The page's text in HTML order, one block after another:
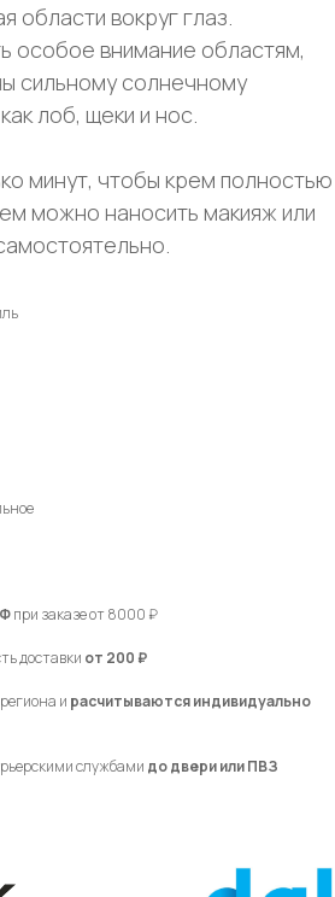
области вокруг глаз.
особое внимание областям,
сильному солнечному
лоб, щеки и нос.
минут, чтобы крем полностью
можно наносить макияж или
при заказе от 8000 ₽
доставки от 200 ₽
и расчитываются индивидуально
службами до двери или ПВЗ